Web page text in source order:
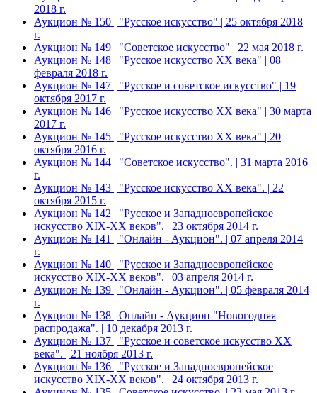
2018 г.
Аукцион № 150 | "Русское искусство" | 25 октября 2018
г.
Аукцион № 149 | "Советское искусство" | 22 мая 2018 г.
Аукцион № 148 | "Русское искусство ХХ века" | 08
февраля 2018 г.
Аукцион № 147 | "Русское и советское искусство" | 19
октября 2017 г.
Аукцион № 146 | "Русское искусство ХХ века" | 30 марта
2017 г.
Аукцион № 145 | "Русское искусство ХХ века" | 20
октября 2016 г.
Аукцион № 144 | "Советское искусство". | 31 марта 2016
г.
Аукцион № 143 | "Русское искусство ХХ века". | 22
октября 2015 г.
Аукцион № 142 | "Русское и Западноевропейское
искусство XIX-ХХ веков". | 23 октября 2014 г.
Аукцион № 141 | "Онлайн - Аукцион". | 07 апреля 2014
г.
Аукцион № 140 | "Русское и Западноевропейское
искусство XIX-ХХ веков". | 03 апреля 2014 г.
Аукцион № 139 | "Онлайн - Аукцион". | 05 февраля 2014
г.
Аукцион № 138 | Онлайн - Аукцион "Новогодняя
распродажа". | 10 декабря 2013 г.
Аукцион № 137 | "Русское и советское искусство ХХ
века". | 21 ноября 2013 г.
Аукцион № 136 | "Русское и Западноевропейское
искусство XIX-ХХ веков". | 24 октября 2013 г.